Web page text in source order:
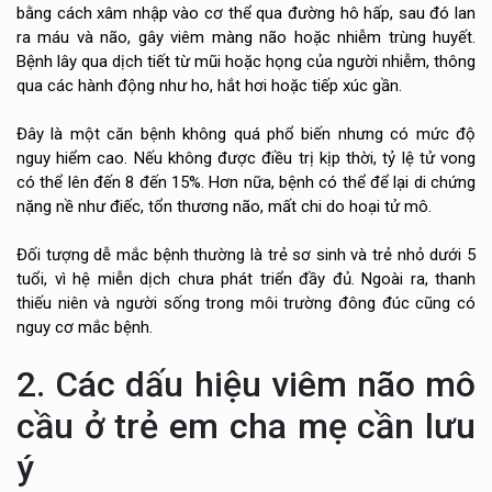
bằng cách xâm nhập vào cơ thể qua đường hô hấp, sau đó lan
ra máu và não, gây viêm màng não hoặc nhiễm trùng huyết.
Bệnh lây qua dịch tiết từ mũi hoặc họng của người nhiễm, thông
qua các hành động như ho, hắt hơi hoặc tiếp xúc gần.
Đây là một căn bệnh không quá phổ biến nhưng có mức độ
nguy hiểm cao. Nếu không được điều trị kịp thời, tỷ lệ tử vong
có thể lên đến 8 đến 15%. Hơn nữa, bệnh có thể để lại di chứng
nặng nề như điếc, tổn thương não, mất chi do hoại tử mô.
Đối tượng dễ mắc bệnh thường là trẻ sơ sinh và trẻ nhỏ dưới 5
tuổi, vì hệ miễn dịch chưa phát triển đầy đủ. Ngoài ra, thanh
thiếu niên và người sống trong môi trường đông đúc cũng có
nguy cơ mắc bệnh.
2. Các dấu hiệu viêm não mô
cầu ở trẻ em cha mẹ cần lưu
ý